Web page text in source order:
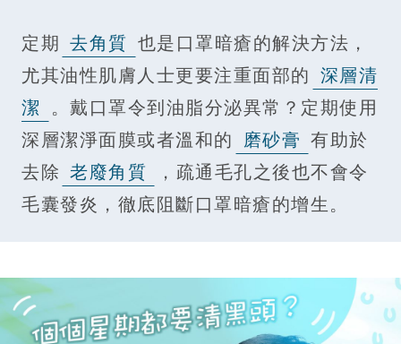
定期 去角質 也是口罩暗瘡的解決方法，
尤其油性肌膚人士更要注重面部的 深層清
潔 。戴口罩令到油脂分泌異常？定期使用
深層潔淨面膜或者溫和的 磨砂膏 有助於
去除 老廢角質
，疏通毛孔之後也不會令
毛囊發炎，徹底阻斷口罩暗瘡的增生。